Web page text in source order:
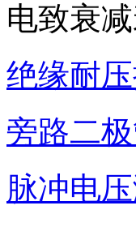
电致衰
绝缘耐
旁路二
脉冲电